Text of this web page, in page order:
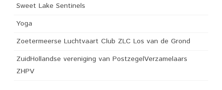
Sweet Lake Sentinels
Yoga
Zoetermeerse Luchtvaart Club ZLC Los van de Grond
ZuidHollandse vereniging van PostzegelVerzamelaars
ZHPV